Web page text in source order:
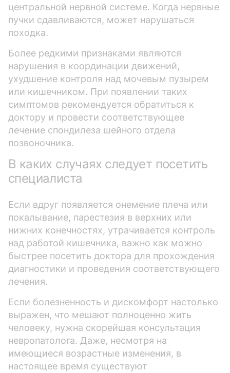
центральной нервной системе. Когда нервные
пучки сдавливаются, может нарушаться
походка.
Более редкими признаками являются
нарушения в координации движений,
ухудшение контроля над мочевым пузырем
или кишечником. При появлении таких
симптомов рекомендуется обратиться к
доктору и провести соответствующее
лечение спондилеза шейного отдела
позвоночника.
В каких случаях следует посетить
специалиста
Если вдруг появляется онемение плеча или
покалывание, парестезия в верхних или
нижних конечностях, утрачивается контроль
над работой кишечника, важно как можно
быстрее посетить доктора для прохождения
диагностики и проведения соответствующего
лечения.
Если болезненность и дискомфорт настолько
выражен, что мешают полноценно жить
человеку, нужна скорейшая консультация
невропатолога. Даже, несмотря на
имеющиеся возрастные изменения, в
настоящее время существуют